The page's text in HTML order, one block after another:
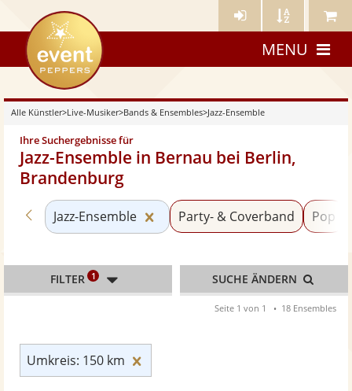
Künstler- Künstler Meine
eventpeppers
MENU
Alle Künstler>Live-Musiker>Bands & Ensembles>Jazz-Ensemble
Ihre Suchergebnisse für
Jazz-Ensemble in Bernau bei Berlin,
Brandenburg
Zurück zu «Bands & Ensembles»
Jazz-Ensemble Kategorie «Jazz-Ensemble»
Party- & Coverband Pop
Umkreis: 150 km
FILTER 1 SUCHE ÄNDERN
Seite 1 von 1 18 Ensembles